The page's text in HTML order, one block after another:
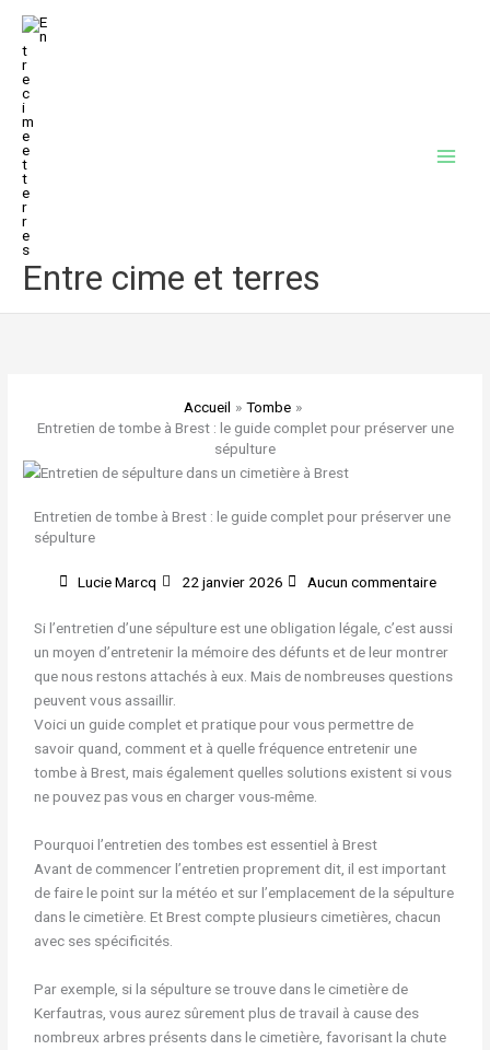
contenu
Entre cime et terres
Accueil
Tombe
Entretien de tombe à Brest : le guide complet pour préserver une
sépulture
Entretien de tombe à Brest : le guide complet pour préserver une
sépulture
Lucie Marcq 22 janvier 2026 Aucun commentaire
Si l’entretien d’une sépulture est une obligation légale, c’est aussi
un moyen d’entretenir la mémoire des défunts et de leur montrer
que nous restons attachés à eux. Mais de nombreuses questions
peuvent vous assaillir.
Voici un guide complet et pratique pour vous permettre de
savoir quand, comment et à quelle fréquence entretenir une
tombe à Brest, mais également quelles solutions existent si vous
ne pouvez pas vous en charger vous-même.
Pourquoi l’entretien des tombes est essentiel à Brest
Avant de commencer l’entretien proprement dit, il est important
de faire le point sur la météo et sur l’emplacement de la sépulture
dans le cimetière. Et Brest compte plusieurs cimetières, chacun
avec ses spécificités.
Par exemple, si la sépulture se trouve dans le cimetière de
Kerfautras, vous aurez sûrement plus de travail à cause des
nombreux arbres présents dans le cimetière, favorisant la chute